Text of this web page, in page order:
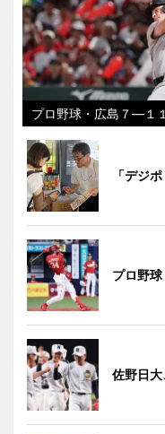
プロ野球・広島７―１
「デジ
プロ野
佐野日